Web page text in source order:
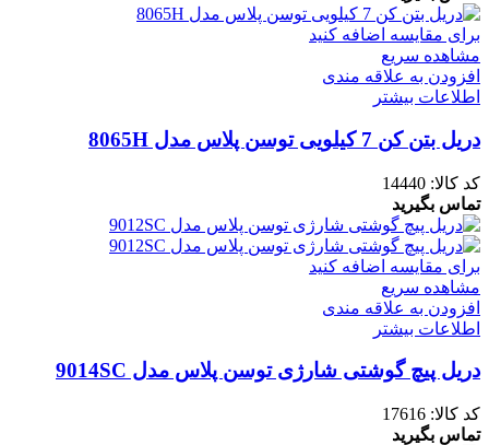
برای مقایسه اضافه کنید
مشاهده سریع
افزودن به علاقه مندی
اطلاعات بیشتر
دریل بتن کن 7 کیلویی توسن پلاس مدل 8065H
کد کالا: 14440
تماس بگیرید
برای مقایسه اضافه کنید
مشاهده سریع
افزودن به علاقه مندی
اطلاعات بیشتر
دریل پیچ گوشتی شارژی توسن پلاس مدل 9014SC
کد کالا: 17616
تماس بگیرید